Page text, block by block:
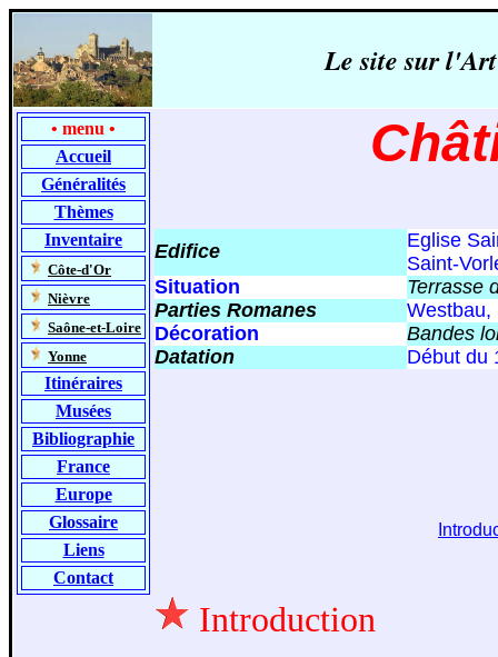
Le site sur
• menu •
Accueil
Généralités
Thèmes
Inventaire
Côte-d'Or
Nièvre
Saône-et-Loire
Yonne
Itinéraires
Musées
Bibliographie
France
Europe
Glossaire
Liens
Contact
Edifice
Eglise
Saint-
Situation
Terrasse
Parties Romanes
Décoration
Bandes
Datation
Début du
Introduction